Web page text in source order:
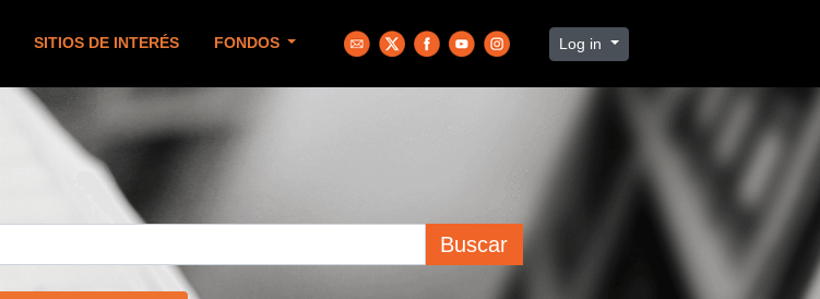
SITIOS DE INTERÉS FONDOS Log in
Buscar